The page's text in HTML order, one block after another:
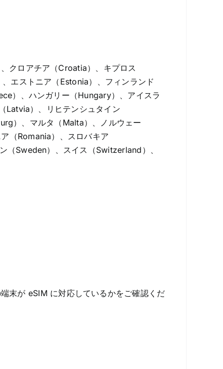
クロアチア（Croatia）、キプロス
エストニア（Estonia）、フィンランド
）、ハンガリー（Hungary）、アイスラ
Latvia）、リヒテンシュタイン
）、マルタ（Malta）、ノルウェー
（Romania）、スロバキア
（Sweden）、スイス（Switzerland）、
末が eSIM に対応しているかをご確認くだ